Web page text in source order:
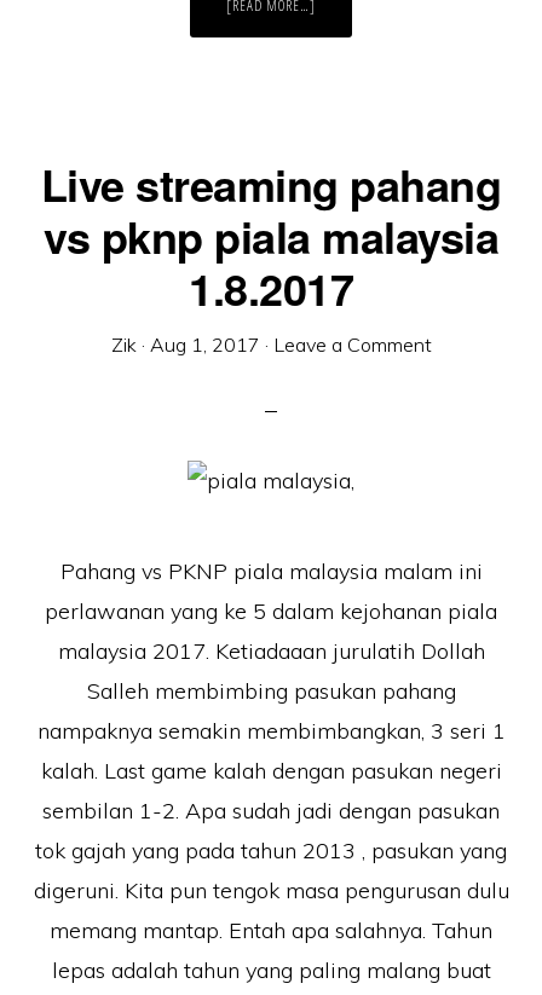
[READ MORE…]
STREAMING
Live streaming pahang
vs pknp piala malaysia
1.8.2017
Zik· Aug 1, 2017 · Leave a Comment
Pahang vs PKNP piala malaysia malam ini
perlawanan yang ke 5 dalam kejohanan piala
malaysia 2017. Ketiadaaan jurulatih Dollah
Salleh membimbing pasukan pahang
nampaknya semakin membimbangkan, 3 seri 1
kalah. Last game kalah dengan pasukan negeri
sembilan 1-2. Apa sudah jadi dengan pasukan
tok gajah yang pada tahun 2013 , pasukan yang
digeruni. Kita pun tengok masa pengurusan dulu
memang mantap. Entah apa salahnya. Tahun
lepas adalah tahun yang paling malang buat